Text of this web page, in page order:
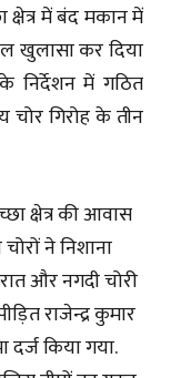
क्षेत्र में बंद मकान में
खुलासा कर दिया
निर्देशन में गठित
चोर गिरोह के तीन
क्षेत्र की आवास
ने निशाना
और नगदी चोरी
राजेन्द्र कुमार
किया गया.